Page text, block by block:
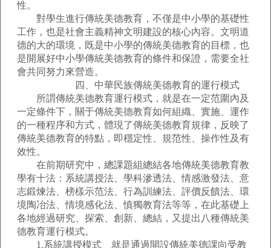
性。
對學生進行傳統美德教育，不僅是中小學的基礎性
工作，也是社會主義精神文明建設的核心內容。文明道
德的大的環境，既是中小學的傳統美德教育的目標，也
是開展好中小學傳統美德教育的條件和保證，需要全社
會共同努力來營造。
四、中華民族傳統美德教育的運行模式
所謂傳統美德教育運行模式，就是在一定范圍內及
一定條件下，關于傳統美德教育如何組織、實施、運作
的一種程序和方式，體現了傳統美德教育規律，反映了
傳統美德教育的特點，即穩定性、規范性、操作性及有
效性。
在前期研究中，總課題組總結各地傳統美德教育教
學有十法：系統講授法、學科滲透法、情感激發法、意
志鍛煉法、榜樣示范法、行為訓練法、評價反饋法、環
境陶冶法、情境感化法、慎獨教育法等等，在此基礎上
各地經過研究、探索、創新、總結，又提出八種傳統美
德教育運行模式。
1.系統講授模式 就是通過開設傳統美德課向受教